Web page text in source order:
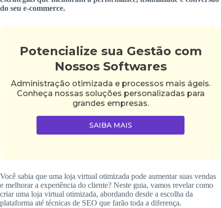
do seu e-commerce.
Potencialize sua Gestão com
Nossos Softwares
Administração otimizada e processos mais ágeis.
Conheça nossas soluções personalizadas para
grandes empresas.
SAIBA MAIS
Você sabia que uma loja virtual otimizada pode aumentar suas vendas
e melhorar a experiência do cliente? Neste guia, vamos revelar como
criar uma loja virtual otimizada, abordando desde a escolha da
plataforma até técnicas de SEO que farão toda a diferença.